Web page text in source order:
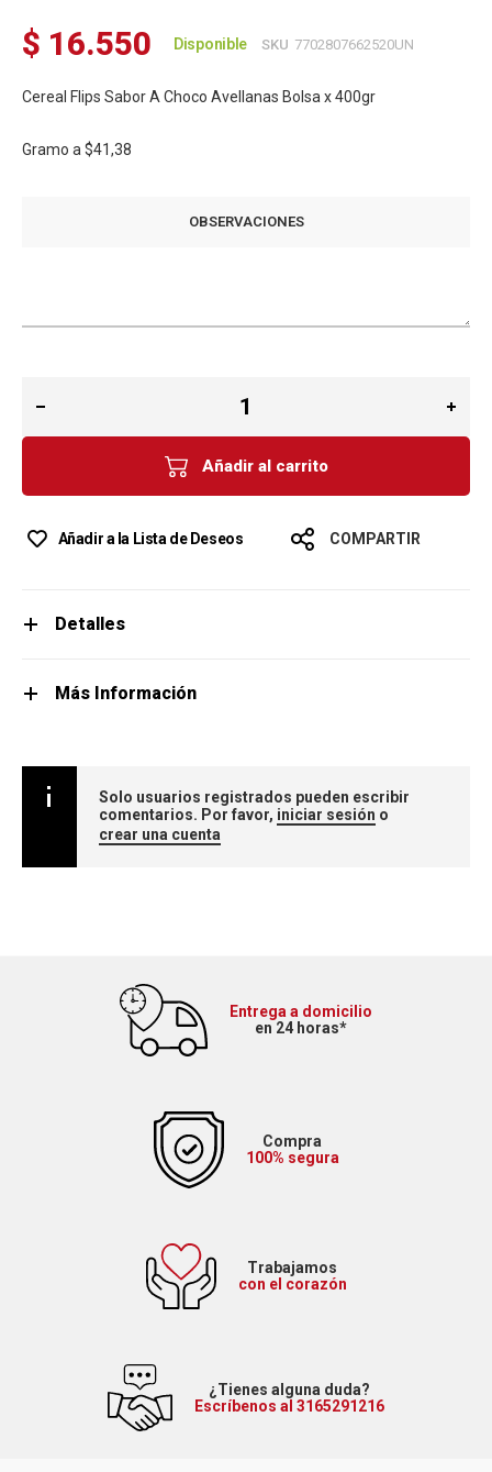
$ 16.550 Disponible SKU 7702807662520UN
Cereal Flips Sabor A Choco Avellanas Bolsa x 400gr
Gramo a $41,38
OBSERVACIONES
Añadir al carrito
Añadir a la Lista de Deseos COMPARTIR
Detalles
Más Información
Solo usuarios registrados pueden escribir
comentarios. Por favor, iniciar sesión o
crear una cuenta
Entrega a domicilio
en 24 horas*
Compra
100% segura
Trabajamos
con el corazón
¿Tienes alguna duda?
Escríbenos al 3165291216